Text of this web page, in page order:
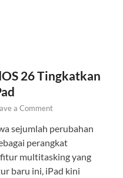
26 Tingkatkan
a Comment
sejumlah perubahan
perangkat
multitasking yang
baru ini, iPad kini